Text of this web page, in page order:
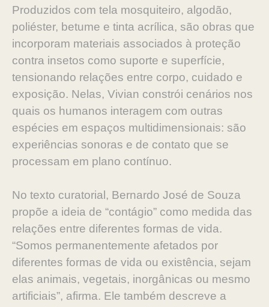
Produzidos com tela mosquiteiro, algodão,
poliéster, betume e tinta acrílica, são obras que
incorporam materiais associados à proteção
contra insetos como suporte e superfície,
tensionando relações entre corpo, cuidado e
exposição. Nelas, Vivian constrói cenários nos
quais os humanos interagem com outras
espécies em espaços multidimensionais: são
experiências sonoras e de contato que se
processam em plano contínuo.
No texto curatorial, Bernardo José de Souza
propõe a ideia de “contágio” como medida das
relações entre diferentes formas de vida.
“Somos permanentemente afetados por
diferentes formas de vida ou existência, sejam
elas animais, vegetais, inorgânicas ou mesmo
artificiais”, afirma. Ele também descreve a